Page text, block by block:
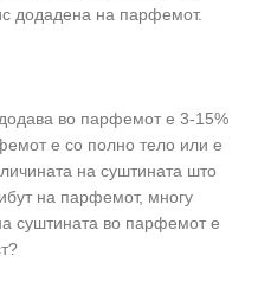
додадена на парфемот.
во парфемот е 3-15%
е со полно тело или е
на суштината што
на парфемот, многу
суштината во парфемот е